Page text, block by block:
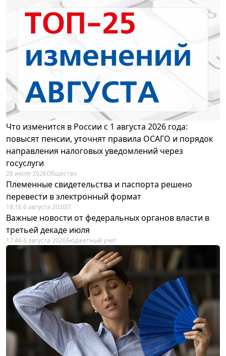
Что изменится в России с 1 августа 2026 года:
повысят пенсии, уточнят правила ОСАГО и порядок
направления налоговых уведомлений через
госуслуги
28 июля 2026Общество
Племенные свидетельства и паспорта решено
перевести в электронный формат
18:16 6 августа 2026IT
Важные новости от федеральных органов власти в
третьей декаде июля
17:46 6 августа 2026Бюджетный учет